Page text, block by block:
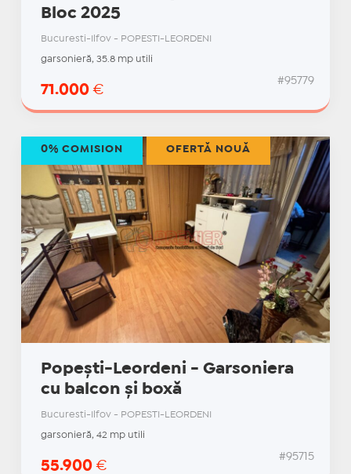
Bloc 2025
Bucuresti-Ilfov - POPESTI-LEORDENI
garsonieră, 35.8 mp utili
71.000 €
#95779
Popești-Leordeni - Garsoniera
cu balcon și boxă
Bucuresti-Ilfov - POPESTI-LEORDENI
garsonieră, 42 mp utili
55.900 €
#95715
0% COMISION OFERTĂ NOUĂ